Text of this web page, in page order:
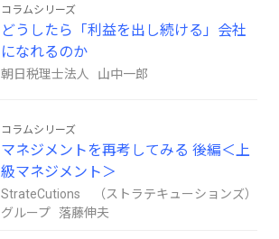
コラムシリーズ
どうしたら「利益を出し続ける」会社
になれるのか
朝日税理士法人 山中一郎
コラムシリーズ
マネジメントを再考してみる 後編＜上
級マネジメント＞
StrateCutions （ストラテキューションズ）
グループ 落藤伸夫